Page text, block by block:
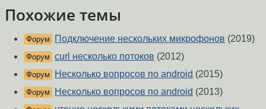
Похожие темы
Форум Подключение нескольких микрофонов (2019)
Форум curl несколько потоков (2012)
Форум Несколько вопросов по android (2015)
Форум Несколько вопросов по android (2013)